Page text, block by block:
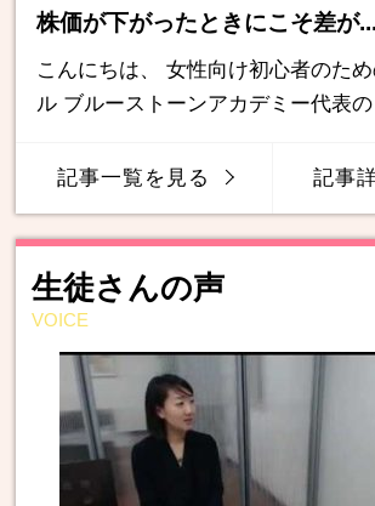
株価が下がったときにこそ差が...
こんにちは、 女性向け初心者のた
ル ブルーストーンアカデミー代表
記事一覧を見る 記事
生徒さんの声
VOICE